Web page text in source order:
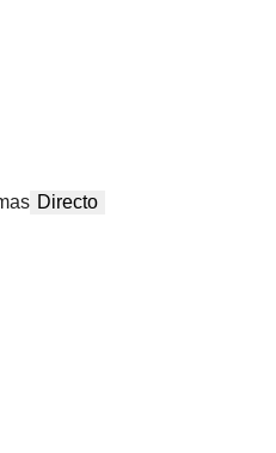
Directo